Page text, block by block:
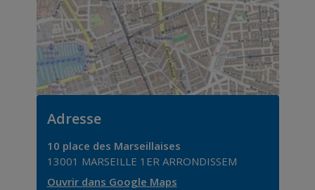
Adresse
10 place des Marseillaises
13001 MARSEILLE 1ER ARRONDISSEM
Ouvrir dans Google Maps